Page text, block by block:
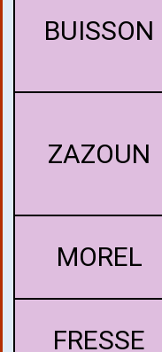
BUISSON
ZAZOUN
MOREL
FRESSE